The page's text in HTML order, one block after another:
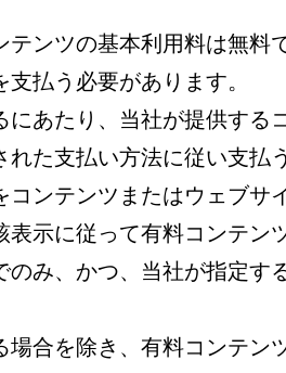
テンツの基本利用料は無料
払う必要があります。
あたり、当社が提供する
た支払い方法に従い支払
ンテンツまたはウェブサ
示に従って有料コンテン
み、かつ、当社が指定す
合を除き、有料コンテン